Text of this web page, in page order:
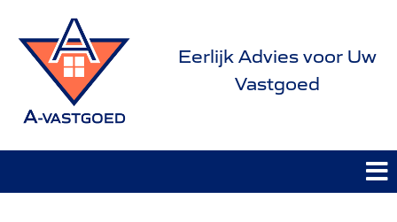
Eerlijk Advies voor Uw
Vastgoed